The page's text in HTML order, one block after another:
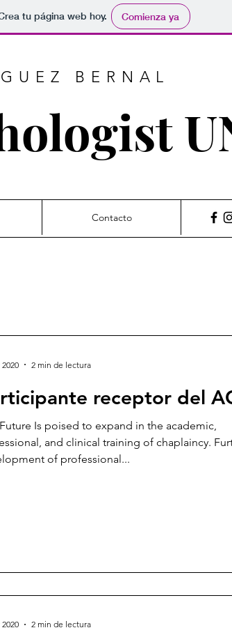
tu página web hoy. Comienza ya
BERNAL
Contacto
receptor del
Is poised to expand in the academic,
and clinical training of chaplaincy.
of professional...
2020 2 min de lectura
2020 2 min de lectura